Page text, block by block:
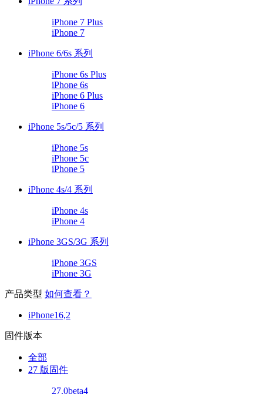
iPhone 7 Plus
iPhone 7
iPhone 6/6s 系列
iPhone 6s Plus
iPhone 6s
iPhone 6 Plus
iPhone 6
iPhone 5s/5c/5 系列
iPhone 5s
iPhone 5c
iPhone 5
iPhone 4s/4 系列
iPhone 4s
iPhone 4
iPhone 3GS/3G 系列
iPhone 3GS
iPhone 3G
产品类型 如何查看？
iPhone16,2
固件版本
全部
27 版固件
27.0beta4